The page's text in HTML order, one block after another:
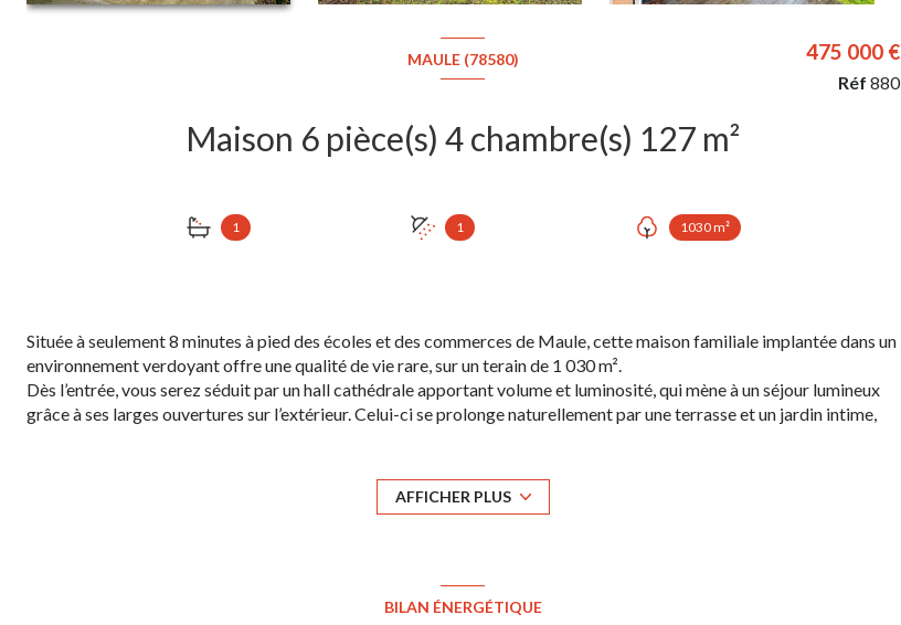
MAULE (78580)
Maison 6 pièce(s) 4 chambre(s) 127 m²
1 1 1030 m²
475 000 €
Réf 880
Située à seulement 8 minutes à pied des écoles et des commerces de Maule, cette maison familiale implantée dans un
environnement verdoyant offre une qualité de vie rare, sur un terain de 1 030 m².
Dès l’entrée, vous serez séduit par un hall cathédrale apportant volume et luminosité, qui mène à un séjour lumineux
grâce à ses larges ouvertures sur l’extérieur. Celui-ci se prolonge naturellement par une terrasse et un jardin intime,
parentale confortable avec salle de bains privative, ainsi qu’un WC indépendant. Un grand garage double avec un
grand grenier amménageable complète ce niveau, idéal pour accueillir deux véhicules familiaux et offrir un espace de
parfaitement aux besoins d’une famille. Un potentiel d’aménagement supplémentaire d’environ 20 m² est à noter
grâce au grenier sur dalle béton, offrant de nombreuses possibilités d’agrandissement selon vos envies.
AFFICHER PLUS
BILAN ÉNERGÉTIQUE